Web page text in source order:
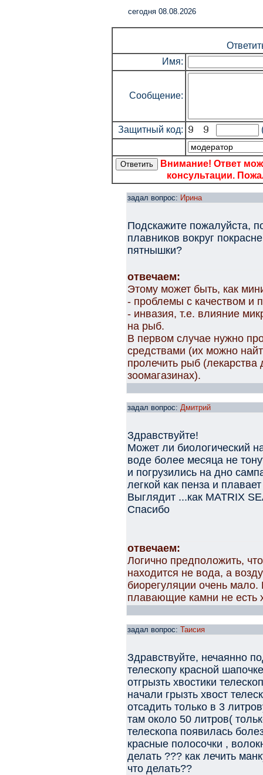
cегодня 08.08.2026
Имя:
Сообщение:
Защитный код:
Внимание! Ответ
консультации.
задал вопрос: Ирина
Подскажите пожалуйста,
плавников вокруг
пятнышки?
отвечаем:
Этому может быть, как
- проблемы с качеством и
- инвазия, т.е. влияние
на рыб.
В первом случае нужно
средствами (их можно
пролечить рыб (лекарства
зоомагазинах).
задал вопрос: Дмитрий
Здравствуйте!
Может ли биологический
воде более месяца не
и погрузились на дно
легкой как пенза и
Выглядит ...как MATRIX
Спасибо
отвечаем:
Логично предположить,
находится не вода, а
биорегуляции очень
плавающие камни не есть
задал вопрос: Таисия
Здравствуйте, нечаянно
телескопу красной
отгрызть хвостики
начали грызть хвост
отсадить только в 3
там около 50 литров(
телескопа появилась
красные полосочки ,
делать ??? как лечить
что делать??